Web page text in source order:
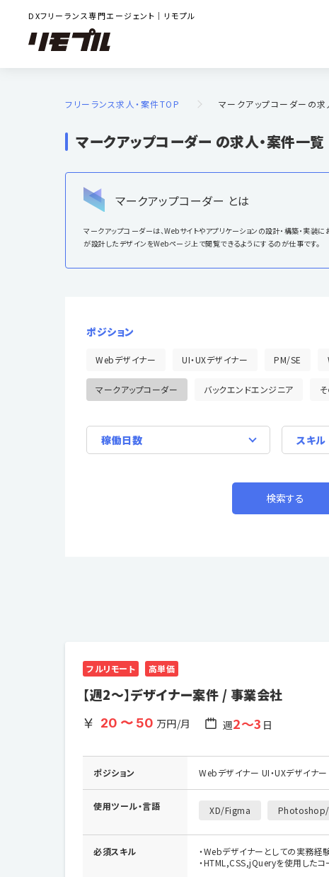
DXフリーランス専門エージェント｜リモプル
フリーランス求人・案件TOP マークアップコーダーの求
マークアップコーダー の求人・案件一覧
マークアップコーダー とは
マークアップコーダーは、Webサイトやアプリケーションの設計・構築・実
が設計したデザインをWebページ上で閲覧できるようにするのが仕事です。
ポジション
Webデザイナー UI・UXデザイナー PM/SE
マークアップコーダー バックエンドエンジニア
稼働日数 スキル
フルリモート 高単価
【週2～】デザイナー案件 / 事業会社
20 〜 50 万円/月 週2〜3 日
ポジション Webデザイナー UI・UXデザイナ
使用ツール・言語 XD/Figma
必須スキル
・Webデザイナーとしての実務経
・HTML,CSS,jQueryを使用したコ